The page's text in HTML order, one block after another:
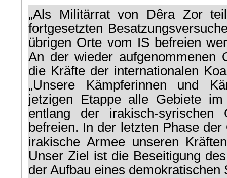
„Als Militärrat von Dêra Zor
fortgesetzten
übrigen Orte vom IS befreien
An der wieder aufgenommenen
die Kräfte der internationalen
„Unsere Kämpferinnen und
jetzigen Etappe alle Gebiete
entlang der irakisch-syrischen
befreien. In der letzten Phase
irakische Armee unseren
Unser Ziel ist die Beseitigung
der Aufbau eines demokratischen